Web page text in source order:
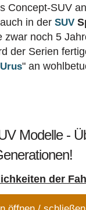
Concept-SUV
in der SUV
zwar noch 5
der Serien
" an
Modelle -
der